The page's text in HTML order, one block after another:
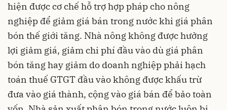
hiện được cơ chế hỗ trợ hợp pháp cho nông
nghiệp để giảm giá bán trong nước khi giá phân
bón thế giới tăng. Nhà nông không được hưởng
lợi giảm giá, giảm chi phí đầu vào dù giá phân
bón tăng hay giảm do doanh nghiệp phải hạch
toán thuế GTGT đầu vào không được khấu trừ
đưa vào giá thành, cộng vào giá bán để bảo toàn